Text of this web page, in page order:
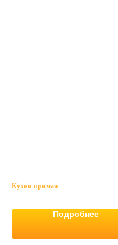
Кухня прямая
Подробнее